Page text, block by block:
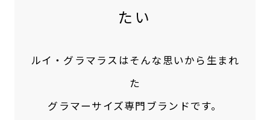
たい
ルイ・グラマラスはそんな思いから生まれ
た
グラマーサイズ専門ブランドです。